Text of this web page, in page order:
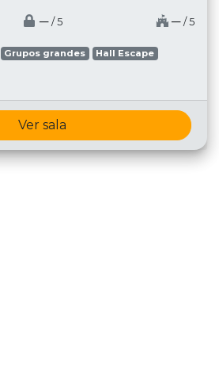
─ / 5 ─ / 5
Grupos grandes
Hall Escape
Ver sala